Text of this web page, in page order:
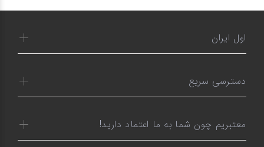
اول ایران
دسترسی سریع
معتبریم چون شما به ما اعتماد دارید!